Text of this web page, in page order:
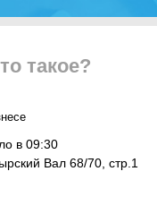
такое?
в 09:30
Вал 68/70, стр.1